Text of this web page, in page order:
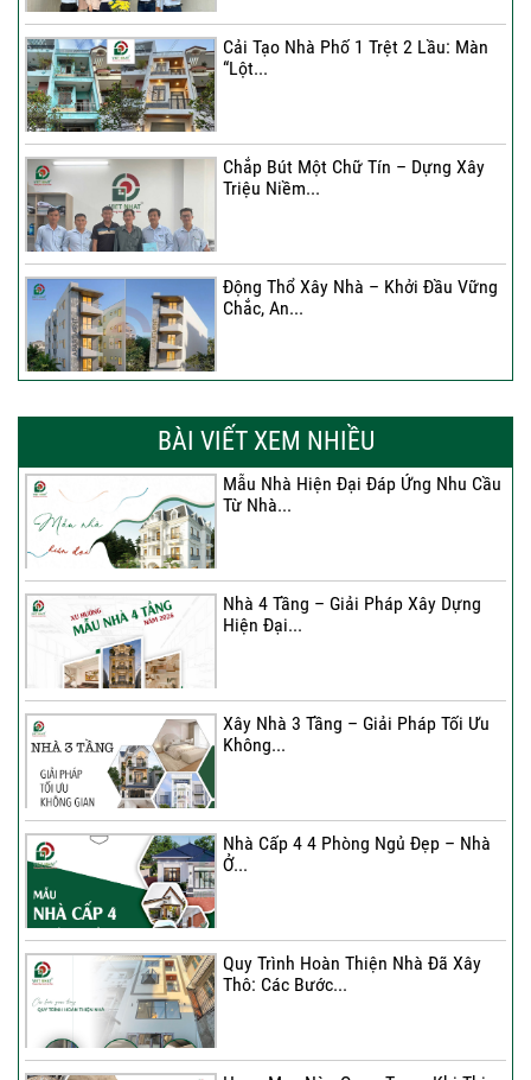
Cải Tạo Nhà Phố 1 Trệt 2 Lầu: Màn
“Lột...
Chắp Bút Một Chữ Tín – Dựng Xây
Triệu Niềm...
Động Thổ Xây Nhà – Khởi Đầu Vững
Chắc, An...
Chắc Cho...
BÀI VIẾT XEM NHIỀU
Mẫu Nhà Hiện Đại Đáp Ứng Nhu Cầu
Từ Nhà...
Nhà 4 Tầng – Giải Pháp Xây Dựng
Hiện Đại...
Xây Nhà 3 Tầng – Giải Pháp Tối Ưu
Không...
Nhà Cấp 4 4 Phòng Ngủ Đẹp – Nhà
Ở...
Quy Trình Hoàn Thiện Nhà Đã Xây
Thô: Các Bước...